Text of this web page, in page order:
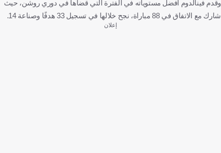
وقدم فينالدوم أفضل مستوياته في الفترة التي قضاها في دوري روشن، حيث
شارك مع الاتفاق في 88 مباراة، نجح خلالها في تسجيل 33 هدفًا وصناعة 14.
إعلان